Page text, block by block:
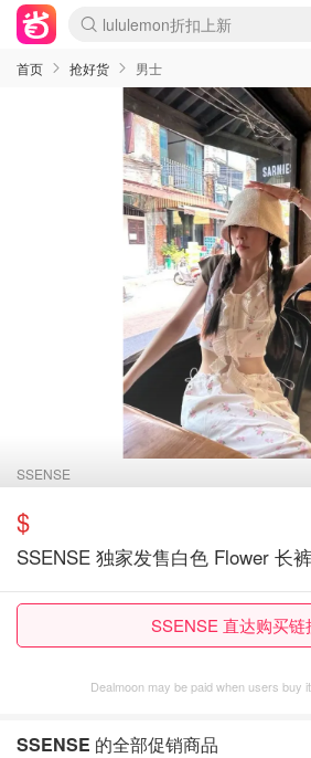
lululemon折扣上新
Sasa美妆护肤3.5折
SSENSE年中3折
FreshBeauty好价汇总
Cettire降价+叠9折
Farfetch折上8折
WWS Coles超市实拍
viagogo二手票捡漏
Myer清仓1折起
The Outnet奢牌1折起
David Jones 3折起
Flannels大牌1折
Perfumes Club护肤1折
AMIRO返校季6.2折
Oweek抽奖送Airpods
Amazon折扣汇总
eToro入金$200送$50
Amazon数码好物
ICONIC本周7.5折
ThedoubleF高奢地板价
Moose Knuckles 6折
丝芙兰5折起
EUFY官网3.7折起
Selenichast首饰2折
Trip机票酒店促销
YSL送5件彩妆礼
Amazon家居好物
BIGBANG巡演开票
David Jones时尚3折
Amazon美妆护肤
雅漾大喷$8
过敏原检测盒$33
伊索独家赠50ml沐浴露
科颜氏清仓3折
SEALIFE海洋馆门票6折
丝塔芙大白罐$16
订阅Newsletter送香薰
Cult Beauty 6.8折
Harrods圣诞日历2.3折
LN-CC奢牌私促3折
d'Alba空姐喷雾$16
EVE LOM套装逆天2折
Bernardelli独家4折
Adore Beauty 6折起
CT圣诞日历
Mytheresa奢品2.7折
Luxury Escapes 9折
Currentbody美容仪9折
卡诗9折+赠4件礼
MOON Garden Live
ALLSAINTS美衣3折
Roborock扫地机3.7折
Tingo Life水杯$24
Valentino官网5折
CR洗发护发6.3折
首页 抢好货 男士
SSENSE
$
SSENSE 独家发售白色 Flower 长裤
SSENSE 直达购买
Dealmoon may be paid when users buy
SSENSE 的全部促销商品